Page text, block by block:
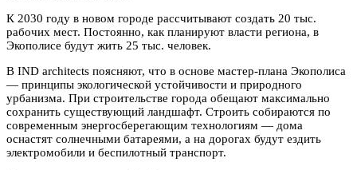
К 2030 году в новом городе рассчитывают создать 20 тыс.
рабочих мест. Постоянно, как планируют власти региона, в
Экополисе будут жить 25 тыс. человек.
В IND architects поясняют, что в основе мастер-плана Экополиса
— принципы экологической устойчивости и природного
урбанизма. При строительстве города обещают максимально
сохранить существующий ландшафт. Строить собираются по
современным энергосберегающим технологиям — дома
оснастят солнечными батареями, а на дорогах будут ездить
электромобили и беспилотный транспорт.